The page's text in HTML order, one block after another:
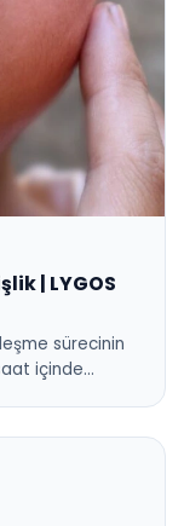
| LYGOS
sürecinin
içinde…